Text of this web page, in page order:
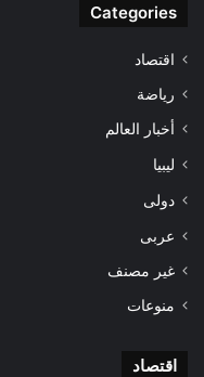
Categories
اقتصاد
رياضة
أخبار العالم
ليبيا
دولى
عربى
غير مصنف
منوعات
اقتصاد